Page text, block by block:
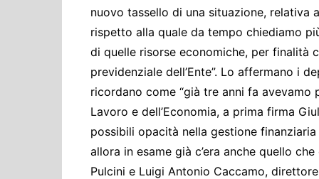
nuovo tassello di una situazione, relativa
rispetto alla quale da tempo chiediamo
di quelle risorse economiche, per finalità
previdenziale dell’Ente”. Lo affermano i
ricordano come “già tre anni fa avevamo
Lavoro e dell’Economia, a prima firma
possibili opacità nella gestione
allora in esame già c’era anche quello
Pulcini e Luigi Antonio Caccamo,